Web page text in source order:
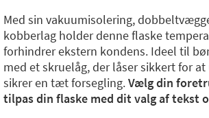
Med sin vakuumisolering,
kobberlag holder denne flaske
forhindrer ekstern kondens. Ideel til
med et skruelåg, der låser sikkert for
sikrer en tæt forsegling.Vælg din
tilpas din flaske med dit valg af tekst